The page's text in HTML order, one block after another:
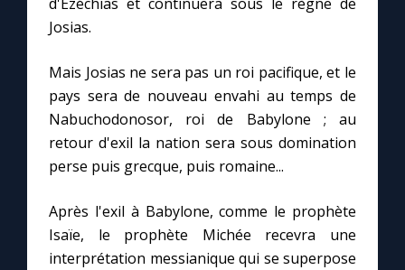
Josias.
Mais Josias ne sera pas un roi pacifique, et le
pays sera de nouveau envahi au temps de
Nabuchodonosor, roi de Babylone ; au
retour d'exil la nation sera sous domination
perse puis grecque, puis romaine...
Après l'exil à Babylone, comme le prophète
Isaïe, le prophète Michée recevra une
interprétation messianique qui se superpose